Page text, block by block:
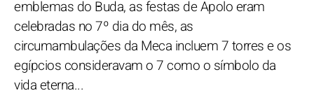
emblemas do Buda, as festas de Apolo eram
celebradas no 7º dia do mês, as
circumambulações da Meca incluem 7 torres e os
egípcios consideravam o 7 como o símbolo da
vida eterna...